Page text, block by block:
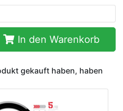
In den Warenkorb
gekauft haben, haben